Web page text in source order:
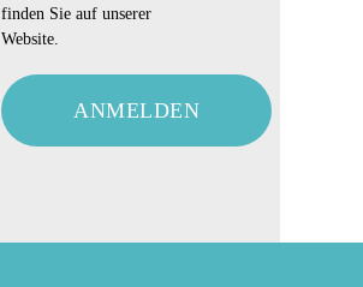
finden Sie auf unserer
Website.